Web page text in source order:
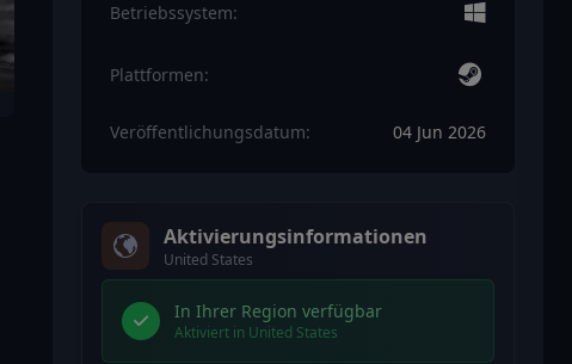
Betriebssystem:
Plattformen:
Veröffentlichungsdatum: 04 Jun 2026
Aktivierungsinformationen
United States
In Ihrer Region verfügbar
Aktiviert in United States